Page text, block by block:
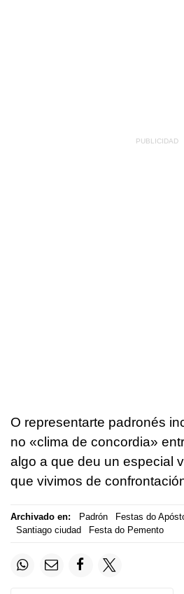
O representarte padronés
no «clima de concordia»
algo a que deu un especial
que vivimos de
Archivado en: Padrón Festas do
Santiago ciudad
Festa do Pemento